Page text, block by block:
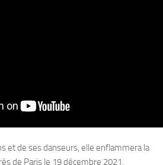
et de ses danseurs, elle enflammera la
de Paris le 19 décembre 2021.